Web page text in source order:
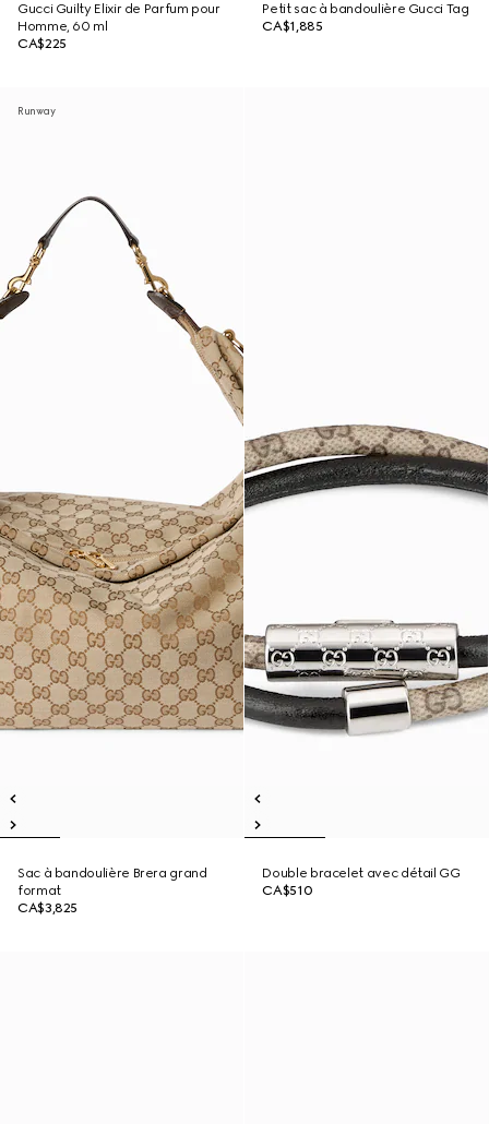
Gucci Guilty Elixir de Parfum pour
Homme, 60 ml
CA$225
Petit sac à bandoulière Gucci Tag
CA$1,885
Runway
Sac à bandoulière Brera grand
format
CA$3,825
Double bracelet avec détail GG
CA$510